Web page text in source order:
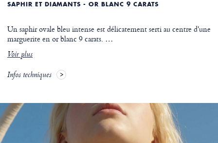
SAPHIR ET DIAMANTS - OR BLANC 9 CARATS
Un saphir ovale bleu intense est délicatement serti au centre d'une
marguerite en or blanc 9 carats. …
Voir plus
Infos techniques